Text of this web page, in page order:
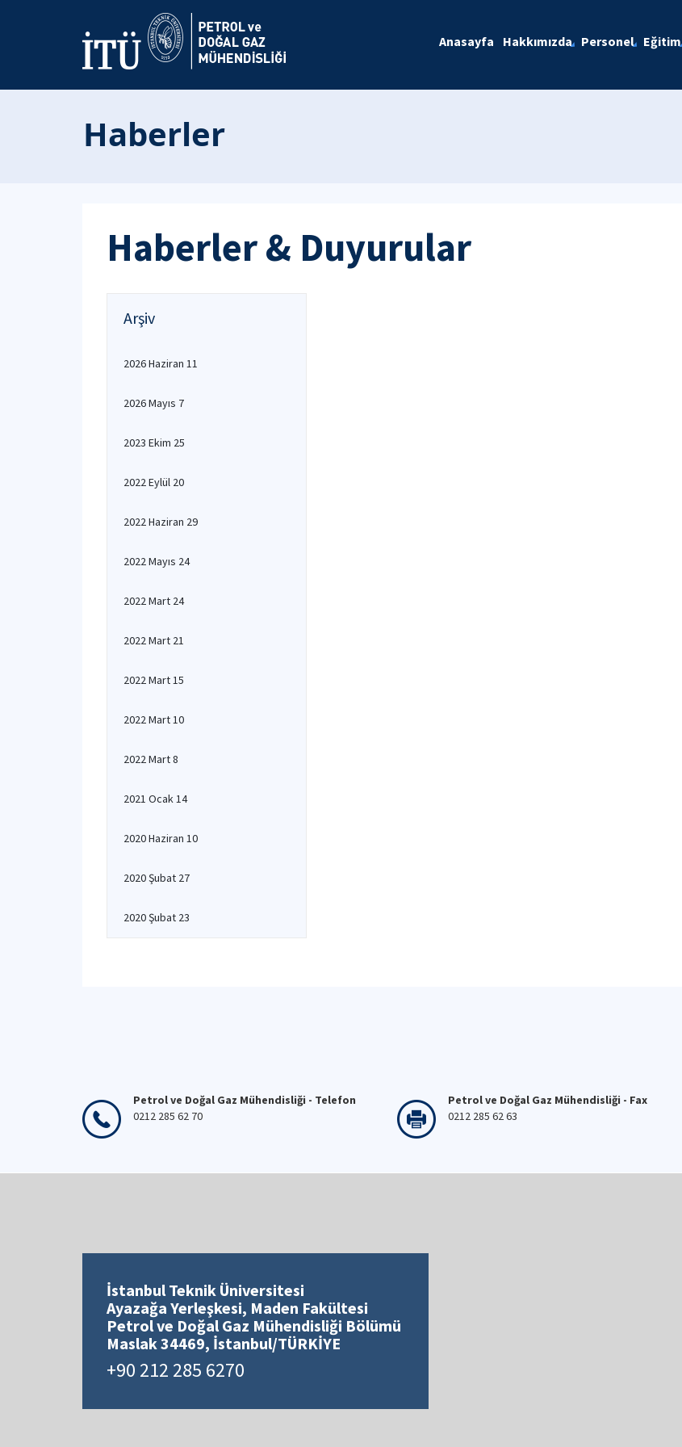
Anasayfa Hakkımızda Personel Eğitim
Haberler
Haberler & Duyurular
Arşiv
2026 Haziran 11
2026 Mayıs 7
2023 Ekim 25
2022 Eylül 20
2022 Haziran 29
2022 Mayıs 24
2022 Mart 24
2022 Mart 21
2022 Mart 15
2022 Mart 10
2022 Mart 8
2021 Ocak 14
2020 Haziran 10
2020 Şubat 27
2020 Şubat 23
Petrol ve Doğal Gaz Mühendisliği - Telefon
0212 285 62 70
Petrol ve Doğal Gaz Mühendisliği - Fax
0212 285 62 63
İstanbul Teknik Üniversitesi
Ayazağa Yerleşkesi, Maden Fakültesi
Petrol ve Doğal Gaz Mühendisliği Bölümü
Maslak 34469, İstanbul/TÜRKİYE
+90 212 285 6270